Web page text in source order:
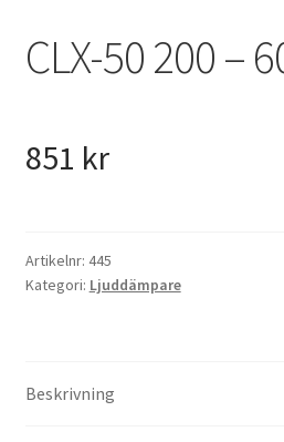
Fynd
CLX-50 200 –
851 kr
Artikelnr: 445
Kategori: Ljuddämpare
Beskrivning